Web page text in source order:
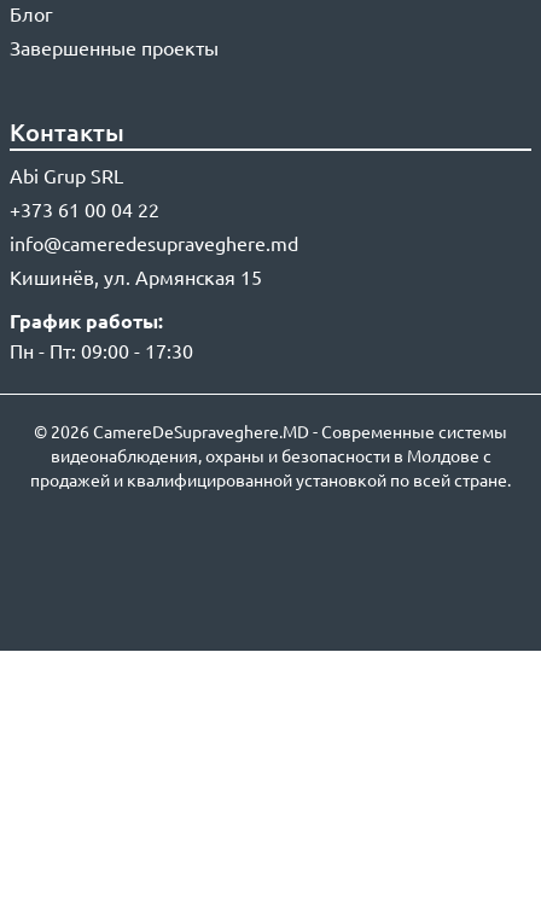
Блог
Завершенные проекты
Контакты
Abi Grup SRL
+373 61 00 04 22
info@cameredesupraveghere.md
Кишинёв, ул. Армянская 15
График работы:
Пн - Пт: 09:00 - 17:30
© 2026 CamereDeSupraveghere.MD - Современные системы
видеонаблюдения, охраны и безопасности в Молдове с
продажей и квалифицированной установкой по всей стране.